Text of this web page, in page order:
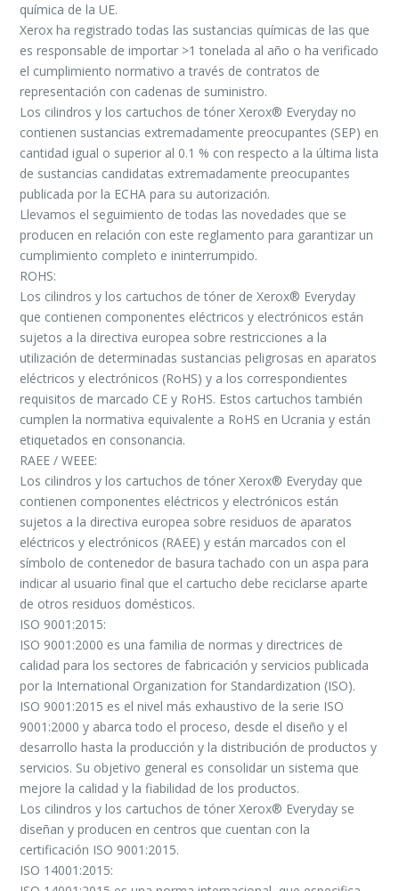
química de la UE.
Xerox ha registrado todas las sustancias químicas de las que
es responsable de importar >1 tonelada al año o ha verificado
el cumplimiento normativo a través de contratos de
representación con cadenas de suministro.
Los cilindros y los cartuchos de tóner Xerox® Everyday no
contienen sustancias extremadamente preocupantes (SEP) en
cantidad igual o superior al 0.1 % con respecto a la última lista
de sustancias candidatas extremadamente preocupantes
publicada por la ECHA para su autorización.
Llevamos el seguimiento de todas las novedades que se
producen en relación con este reglamento para garantizar un
cumplimiento completo e ininterrumpido.
ROHS:
Los cilindros y los cartuchos de tóner de Xerox® Everyday
que contienen componentes eléctricos y electrónicos están
sujetos a la directiva europea sobre restricciones a la
utilización de determinadas sustancias peligrosas en aparatos
eléctricos y electrónicos (RoHS) y a los correspondientes
requisitos de marcado CE y RoHS. Estos cartuchos también
cumplen la normativa equivalente a RoHS en Ucrania y están
etiquetados en consonancia.
RAEE / WEEE:
Los cilindros y los cartuchos de tóner Xerox® Everyday que
contienen componentes eléctricos y electrónicos están
sujetos a la directiva europea sobre residuos de aparatos
eléctricos y electrónicos (RAEE) y están marcados con el
símbolo de contenedor de basura tachado con un aspa para
indicar al usuario final que el cartucho debe reciclarse aparte
de otros residuos domésticos.
ISO 9001:2015:
ISO 9001:2000 es una familia de normas y directrices de
calidad para los sectores de fabricación y servicios publicada
por la International Organization for Standardization (ISO).
ISO 9001:2015 es el nivel más exhaustivo de la serie ISO
9001:2000 y abarca todo el proceso, desde el diseño y el
desarrollo hasta la producción y la distribución de productos y
servicios. Su objetivo general es consolidar un sistema que
mejore la calidad y la fiabilidad de los productos.
Los cilindros y los cartuchos de tóner Xerox® Everyday se
diseñan y producen en centros que cuentan con la
certificación ISO 9001:2015.
ISO 14001:2015: